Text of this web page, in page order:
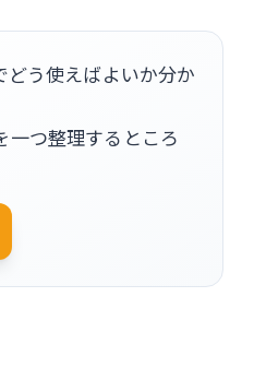
う使えばよいか分か
一つ整理するところ